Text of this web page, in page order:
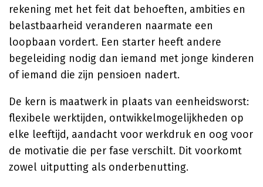
rekening met het feit dat behoeften, ambities en
belastbaarheid veranderen naarmate een
loopbaan vordert. Een starter heeft andere
begeleiding nodig dan iemand met jonge kinderen
of iemand die zijn pensioen nadert.
De kern is maatwerk in plaats van eenheidsworst:
flexibele werktijden, ontwikkelmogelijkheden op
elke leeftijd, aandacht voor werkdruk en oog voor
de motivatie die per fase verschilt. Dit voorkomt
zowel uitputting als onderbenutting.